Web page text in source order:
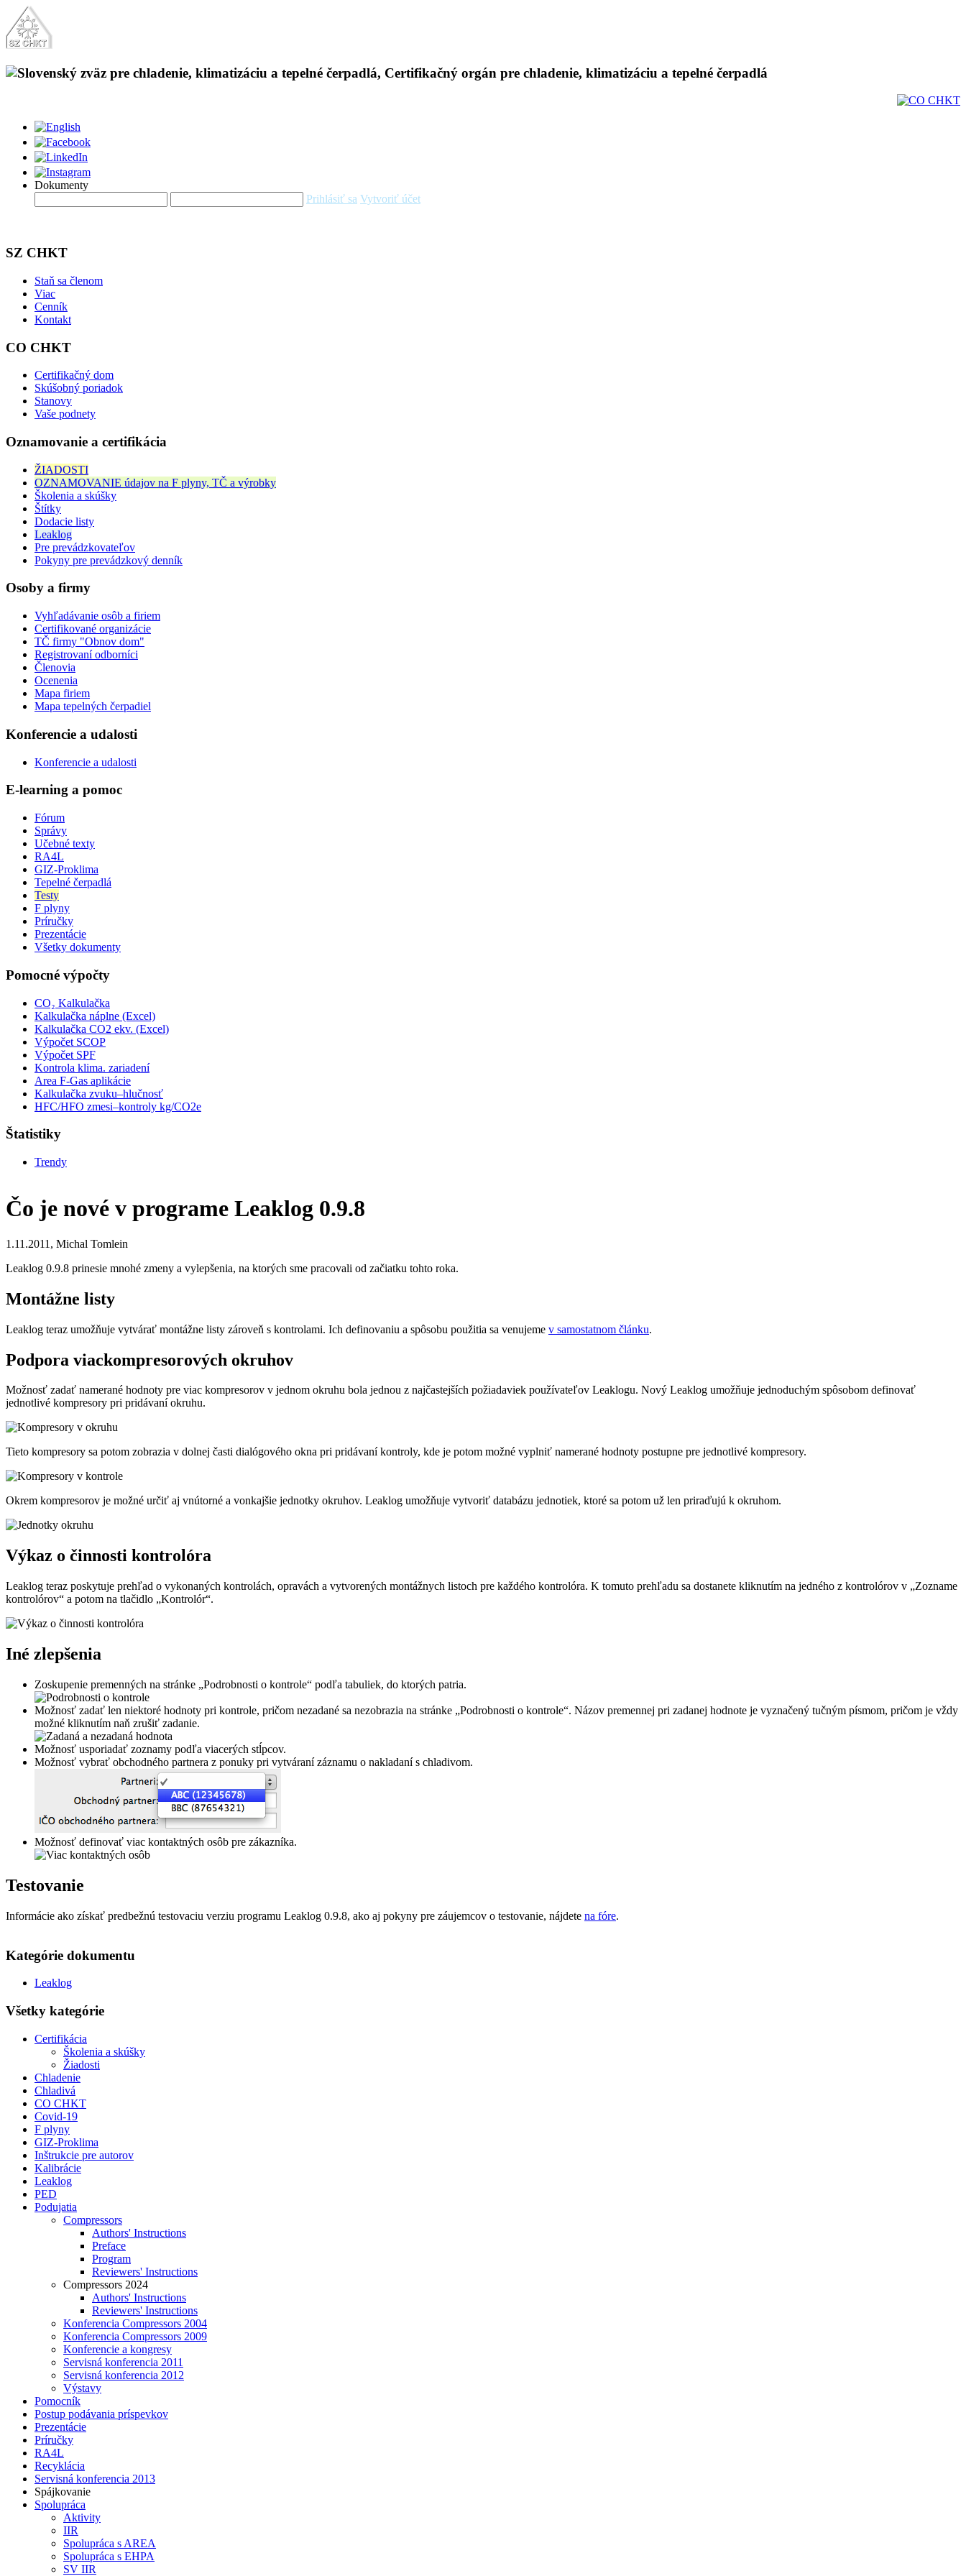
Dokumenty
Prihlásiť sa Vytvoriť účet
SZ CHKT
Staň sa členom
Viac
Cenník
Kontakt
CO CHKT
Certifikačný dom
Skúšobný poriadok
Stanovy
Vaše podnety
Oznamovanie a certifikácia
ŽIADOSTI
OZNAMOVANIE údajov na F plyny, TČ a výrobky
Školenia a skúšky
Štítky
Dodacie listy
Leaklog
Pre prevádzkovateľov
Pokyny pre prevádzkový denník
Osoby a firmy
Vyhľadávanie osôb a firiem
Certifikované organizácie
TČ firmy "Obnov dom"
Registrovaní odborníci
Členovia
Ocenenia
Mapa firiem
Mapa tepelných čerpadiel
Konferencie a udalosti
Konferencie a udalosti
E-learning a pomoc
Fórum
Správy
Učebné texty
RA4L
GIZ-Proklima
Tepelné čerpadlá
Testy
F plyny
Príručky
Prezentácie
Všetky dokumenty
Pomocné výpočty
CO₂ Kalkulačka
Kalkulačka náplne (Excel)
Kalkulačka CO2 ekv. (Excel)
Výpočet SCOP
Výpočet SPF
Kontrola klima. zariadení
Area F-Gas aplikácie
Kalkulačka zvuku–hlučnosť
HFC/HFO zmesi–kontroly kg/CO2e
Štatistiky
Trendy
Čo je nové v programe Leaklog 0.9.8
1.11.2011, Michal Tomlein
Leaklog 0.9.8 prinesie mnohé zmeny a vylepšenia, na ktorých sme pracovali od začiatku tohto roka.
Montážne listy
Leaklog teraz umožňuje vytvárať montážne listy zároveň s kontrolami. Ich definovaniu a spôsobu použitia sa venujeme v samostatnom článku.
Podpora viackompresorových okruhov
Možnosť zadať namerané hodnoty pre viac kompresorov v jednom okruhu bola jednou z najčastejších požiadaviek používateľov Leaklogu. Nový Leaklog umožňuje jednoduchým spôsobom definovať
jednotlivé kompresory pri pridávaní okruhu.
Tieto kompresory sa potom zobrazia v dolnej časti dialógového okna pri pridávaní kontroly, kde je potom možné vyplniť namerané hodnoty postupne pre jednotlivé kompresory.
Okrem kompresorov je možné určiť aj vnútorné a vonkajšie jednotky okruhov. Leaklog umožňuje vytvoriť databázu jednotiek, ktoré sa potom už len priraďujú k okruhom.
Výkaz o činnosti kontrolóra
Leaklog teraz poskytuje prehľad o vykonaných kontrolách, opravách a vytvorených montážnych listoch pre každého kontrolóra. K tomuto prehľadu sa dostanete kliknutím na jedného z kontrolórov v „Zozname
kontrolórov“ a potom na tlačidlo „Kontrolór“.
Iné zlepšenia
Zoskupenie premenných na stránke „Podrobnosti o kontrole“ podľa tabuliek, do ktorých patria.
Možnosť zadať len niektoré hodnoty pri kontrole, pričom nezadané sa nezobrazia na stránke „Podrobnosti o kontrole“. Názov premennej pri zadanej hodnote je vyznačený tučným písmom, pričom je vždy
možné kliknutím naň zrušiť zadanie.
Možnosť usporiadať zoznamy podľa viacerých stĺpcov.
Možnosť vybrať obchodného partnera z ponuky pri vytváraní záznamu o nakladaní s chladivom.
Možnosť definovať viac kontaktných osôb pre zákazníka.
Testovanie
Informácie ako získať predbežnú testovaciu verziu programu Leaklog 0.9.8, ako aj pokyny pre záujemcov o testovanie, nájdete na fóre.
Kategórie dokumentu
Leaklog
Všetky kategórie
Certifikácia
Školenia a skúšky
Žiadosti
Chladenie
Chladivá
CO CHKT
Covid-19
F plyny
GIZ-Proklima
Inštrukcie pre autorov
Kalibrácie
Leaklog
PED
Podujatia
Compressors
Authors' Instructions
Preface
Program
Reviewers' Instructions
Compressors 2024
Authors' Instructions
Reviewers' Instructions
Konferencia Compressors 2004
Konferencia Compressors 2009
Konferencie a kongresy
Servisná konferencia 2011
Servisná konferencia 2012
Výstavy
Pomocník
Postup podávania príspevkov
Prezentácie
Príručky
RA4L
Recyklácia
Servisná konferencia 2013
Spájkovanie
Spolupráca
Aktivity
IIR
Spolupráca s AREA
Spolupráca s EHPA
SV IIR